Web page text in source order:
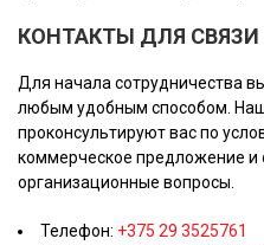
КОНТАКТЫ ДЛЯ СВЯЗИ
Для начала сотрудничества
любым удобным способом.
проконсультируют вас по
коммерческое предложение и
организационные вопросы.
Телефон: +375 29 3525761